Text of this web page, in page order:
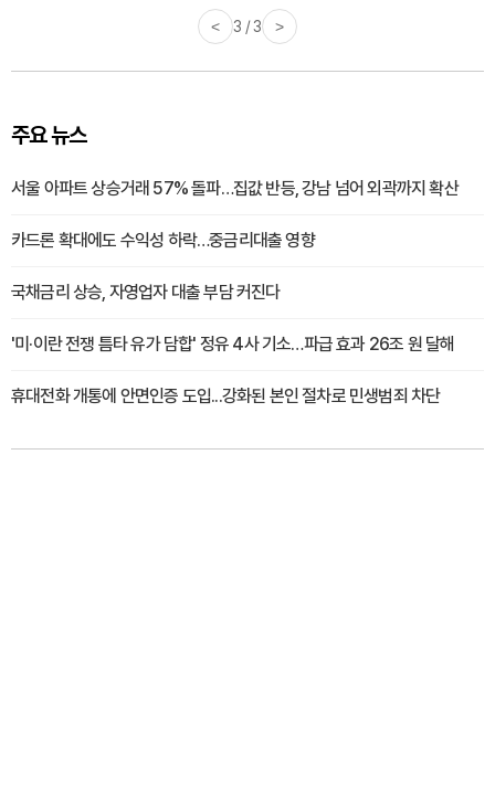
< 3 / 3 >
주요 뉴스
서울 아파트 상승거래 57% 돌파…집값 반등, 강남 넘어 외곽까지 확산
카드론 확대에도 수익성 하락…중금리대출 영향
국채금리 상승, 자영업자 대출 부담 커진다
'미·이란 전쟁 틈타 유가 담합' 정유 4사 기소…파급 효과 26조 원 달해
휴대전화 개통에 안면인증 도입...강화된 본인 절차로 민생범죄 차단